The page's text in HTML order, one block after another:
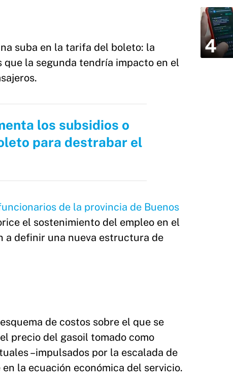
suba en la tarifa del boleto: la
la segunda tendría impacto en el
los subsidios o
para destrabar el
de la provincia de Buenos
el sostenimiento del empleo en el
a definir una nueva estructura de
de costos sobre el que se
precio del gasoil tomado como
–impulsados por la escalada de
la ecuación económica del servicio.